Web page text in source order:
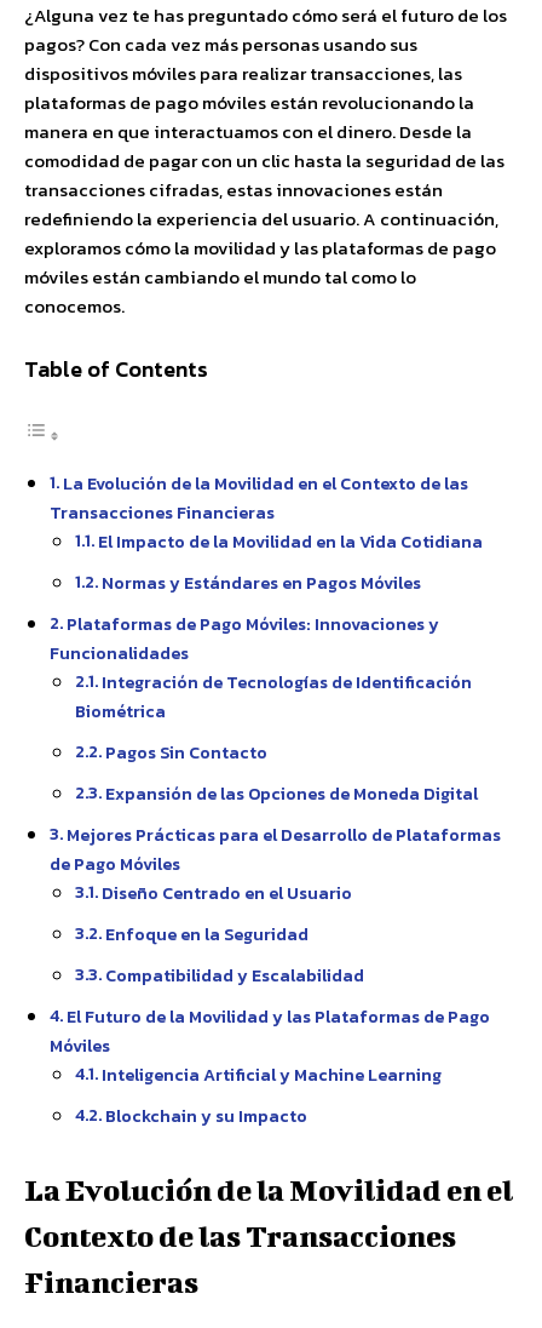
¿Alguna vez te has preguntado cómo será el futuro de los
pagos? Con cada vez más personas usando sus
dispositivos móviles para realizar transacciones, las
plataformas de pago móviles están revolucionando la
manera en que interactuamos con el dinero. Desde la
comodidad de pagar con un clic hasta la seguridad de las
transacciones cifradas, estas innovaciones están
redefiniendo la experiencia del usuario. A continuación,
exploramos cómo la movilidad y las plataformas de pago
móviles están cambiando el mundo tal como lo
conocemos.
Table of Contents
La Evolución de la Movilidad en el Contexto de las
Transacciones Financieras
El Impacto de la Movilidad en la Vida Cotidiana
Normas y Estándares en Pagos Móviles
Plataformas de Pago Móviles: Innovaciones y
Funcionalidades
Integración de Tecnologías de Identificación
Biométrica
Pagos Sin Contacto
Expansión de las Opciones de Moneda Digital
Mejores Prácticas para el Desarrollo de Plataformas
de Pago Móviles
Diseño Centrado en el Usuario
Enfoque en la Seguridad
Compatibilidad y Escalabilidad
El Futuro de la Movilidad y las Plataformas de Pago
Móviles
Inteligencia Artificial y Machine Learning
Blockchain y su Impacto
La Evolución de la Movilidad en el
Contexto de las Transacciones
Financieras